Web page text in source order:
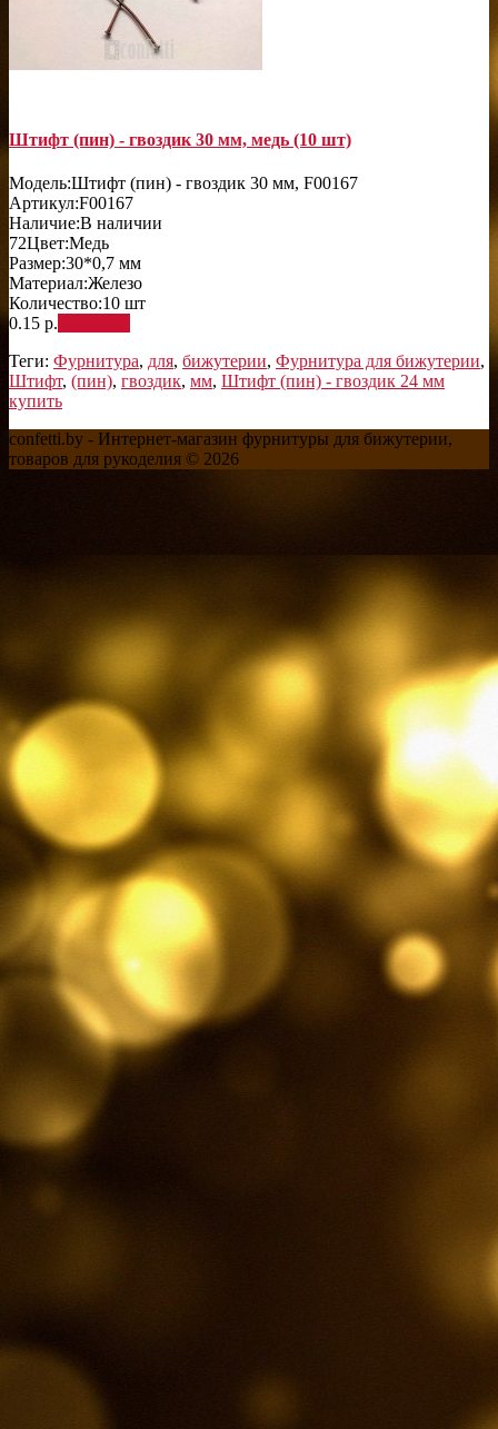
Штифт (пин) - гвоздик 30 мм, медь (10 шт)
Модель:Штифт (пин) - гвоздик 30 мм, F00167
Артикул:F00167
Наличие:В наличии
72Цвет:Медь
Размер:30*0,7 мм
Материал:Железо
Количество:10 шт
0.15 р.
Теги: Фурнитура, для, бижутерии, Фурнитура для бижутерии,
Штифт, (пин), гвоздик, мм, Штифт (пин) - гвоздик 24 мм
купить
confetti.by - Интернет-магазин фурнитуры для бижутерии,
товаров для рукоделия © 2026